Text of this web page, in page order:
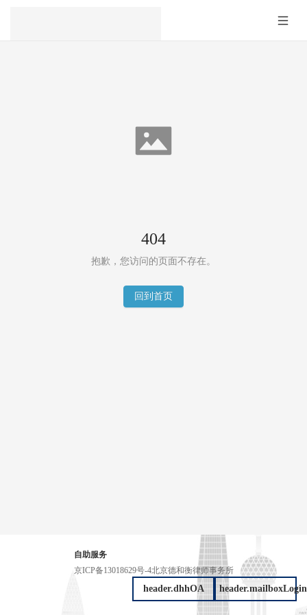
404
抱歉，您访问的页面不存在。
回到首页
自助服务
京ICP备13018629号-4北京德和衡律师事务所
header.dhhOA header.mailboxLogin